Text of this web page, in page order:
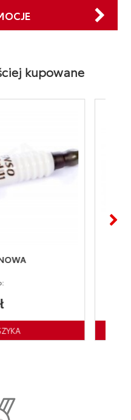
kupowane
OLEJ SYNTETYCZNY (1 LITR)